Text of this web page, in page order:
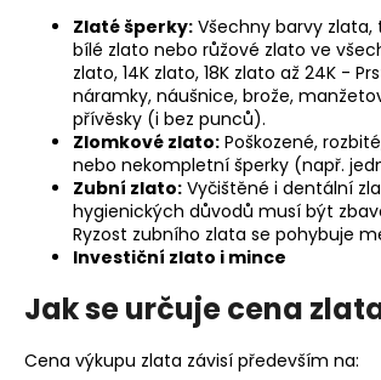
Zlaté šperky: Všechny barvy zlata,
bílé zlato nebo růžové zlato ve
zlato, 14K zlato, 18K zlato až 24K -
náramky, náušnice, brože,
přívěsky (i bez punců).
Zlomkové zlato: Poškozené,
nebo nekompletní šperky (např.
Zubní zlato: Vyčištěné i dentální
hygienických důvodů musí být
Ryzost zubního zlata se pohybuje
Investiční zlato i mince
Jak se určuje cena
Cena výkupu zlata závisí především na: